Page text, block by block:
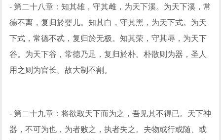
- 第二十八章：知其雄，守其雌，为天下溪。为天下溪，常
德不离，复归於婴儿。知其白，守其黑，为天下式。为天
下式，常德不忒，复归於无极。知其荣，守其辱，为天下
谷。为天下谷，常德乃足，复归於朴。朴散则为器，圣人
用之则为官长。故大制不割。
- 第二十九章：将欲取天下而为之，吾见其不得已。天下神
器，不可为也，为者败之，执者失之。夫物或行或随、或